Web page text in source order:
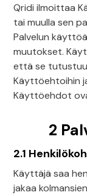
Qridi ilmoittaa
tai muulla sen
Palvelun
muutokset.
että se tutustuu
Käyttöehtoihin
Käyttöehdot
2
2.1
Käyttäjä saa
jakaa